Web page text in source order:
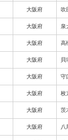
大阪府 吹
大阪府 泉
大阪府 高
大阪府 貝
大阪府 守
大阪府 枚
大阪府 茨
大阪府 八